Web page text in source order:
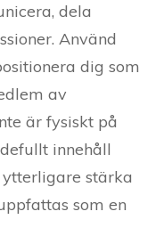
dela
Använd
dig som
av
är fysiskt på
innehåll
stärka
som en